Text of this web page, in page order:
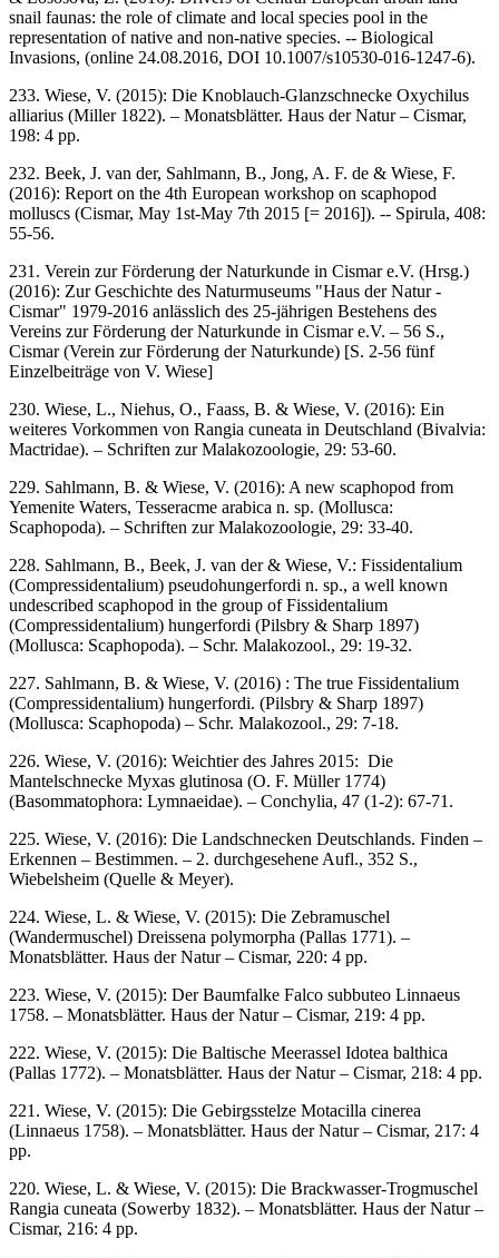
snail faunas: the role of climate and local species pool in the
representation of native and non-native species. -- Biological
Invasions, (online 24.08.2016, DOI 10.1007/s10530-016-1247-6).
233. Wiese, V. (2015): Die Knoblauch-Glanzschnecke Oxychilus
alliarius (Miller 1822). – Monatsblätter. Haus der Natur – Cismar,
198: 4 pp.
232. Beek, J. van der, Sahlmann, B., Jong, A. F. de & Wiese, F.
(2016): Report on the 4th European workshop on scaphopod
molluscs (Cismar, May 1st-May 7th 2015 [= 2016]). -- Spirula, 408:
55-56.
231. Verein zur Förderung der Naturkunde in Cismar e.V. (Hrsg.)
(2016): Zur Geschichte des Naturmuseums "Haus der Natur -
Cismar" 1979-2016 anlässlich des 25-jährigen Bestehens des
Vereins zur Förderung der Naturkunde in Cismar e.V. – 56 S.,
Cismar (Verein zur Förderung der Naturkunde) [S. 2-56 fünf
Einzelbeiträge von V. Wiese]
230. Wiese, L., Niehus, O., Faass, B. & Wiese, V. (2016): Ein
weiteres Vorkommen von Rangia cuneata in Deutschland (Bivalvia:
Mactridae). – Schriften zur Malakozoologie, 29: 53-60.
229. Sahlmann, B. & Wiese, V. (2016): A new scaphopod from
Yemenite Waters, Tesseracme arabica n. sp. (Mollusca:
Scaphopoda). – Schriften zur Malakozoologie, 29: 33-40.
228. Sahlmann, B., Beek, J. van der & Wiese, V.: Fissidentalium
(Compressidentalium) pseudohungerfordi n. sp., a well known
undescribed scaphopod in the group of Fissidentalium
(Compressidentalium) hungerfordi (Pilsbry & Sharp 1897)
(Mollusca: Scaphopoda). – Schr. Malakozool., 29: 19-32.
227. Sahlmann, B. & Wiese, V. (2016) : The true Fissidentalium
(Compressidentalium) hungerfordi. (Pilsbry & Sharp 1897)
(Mollusca: Scaphopoda) – Schr. Malakozool., 29: 7-18.
226. Wiese, V. (2016): Weichtier des Jahres 2015: Die
Mantelschnecke Myxas glutinosa (O. F. Müller 1774)
(Basommatophora: Lymnaeidae). – Conchylia, 47 (1-2): 67-71.
225. Wiese, V. (2016): Die Landschnecken Deutschlands. Finden –
Erkennen – Bestimmen. – 2. durchgesehene Aufl., 352 S.,
Wiebelsheim (Quelle & Meyer).
224. Wiese, L. & Wiese, V. (2015): Die Zebramuschel
(Wandermuschel) Dreissena polymorpha (Pallas 1771). –
Monatsblätter. Haus der Natur – Cismar, 220: 4 pp.
223. Wiese, V. (2015): Der Baumfalke Falco subbuteo Linnaeus
1758. – Monatsblätter. Haus der Natur – Cismar, 219: 4 pp.
222. Wiese, V. (2015): Die Baltische Meerassel Idotea balthica
(Pallas 1772). – Monatsblätter. Haus der Natur – Cismar, 218: 4 pp.
221. Wiese, V. (2015): Die Gebirgsstelze Motacilla cinerea
(Linnaeus 1758). – Monatsblätter. Haus der Natur – Cismar, 217: 4
pp.
220. Wiese, L. & Wiese, V. (2015): Die Brackwasser-Trogmuschel
Rangia cuneata (Sowerby 1832). – Monatsblätter. Haus der Natur –
Cismar, 216: 4 pp.